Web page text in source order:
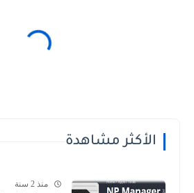
الأكثر مشاهدة
منذ 2 سنة